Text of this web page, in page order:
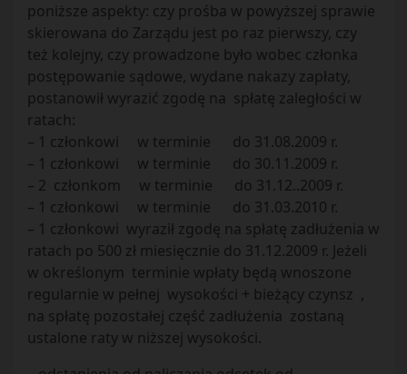
poniższe aspekty: czy prośba w powyższej sprawie
skierowana do Zarządu jest po raz pierwszy, czy
też kolejny, czy prowadzone było wobec członka
postępowanie sądowe, wydane nakazy zapłaty,
postanowił wyrazić zgodę na spłatę zaległości w
ratach:
– 1 członkowi w terminie do 31.08.2009 r.
– 1 członkowi w terminie do 30.11.2009 r.
– 2 członkom w terminie do 31.12..2009 r.
– 1 członkowi w terminie do 31.03.2010 r.
– 1 członkowi wyraził zgodę na spłatę zadłużenia w
ratach po 500 zł miesięcznie do 31.12.2009 r. Jeżeli
w określonym terminie wpłaty będą wnoszone
regularnie w pełnej wysokości + bieżący czynsz ,
na spłatę pozostałej część zadłużenia zostaną
ustalone raty w niższej wysokości.